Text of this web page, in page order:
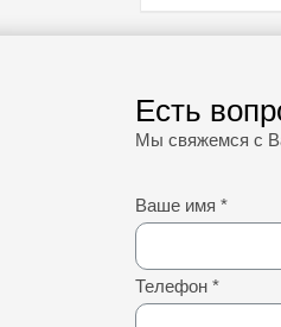
Есть
Мы свяжемся с
Ваше имя *
Телефон *